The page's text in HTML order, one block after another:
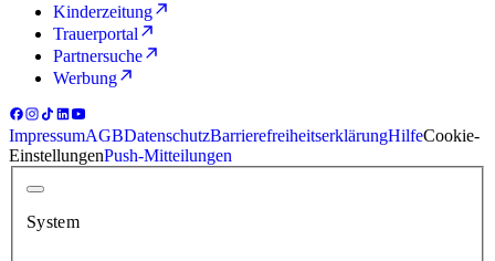
Kinderzeitung
Trauerportal
Partnersuche
Werbung
ImpressumAGBDatenschutzBarrierefreiheitserklärungHilfeCookie-
EinstellungenPush-Mitteilungen
System